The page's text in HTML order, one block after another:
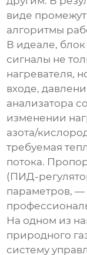
виде
алгоритмы
В идеале,
сигналы не
нагревателя,
входе,
анализатора
изменении
азота/
требуемая
потока.
(ПИД-
параметров, —
На одном из
природного
систему